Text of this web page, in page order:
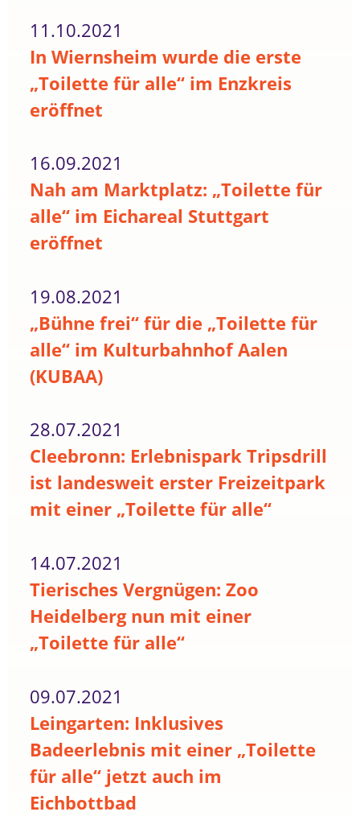
11.10.2021
In Wiernsheim wurde die erste
„Toilette für alle“ im Enzkreis
eröffnet
16.09.2021
Nah am Marktplatz: „Toilette für
alle“ im Eichareal Stuttgart
eröffnet
19.08.2021
„Bühne frei“ für die „Toilette für
alle“ im Kulturbahnhof Aalen
(KUBAA)
28.07.2021
Cleebronn: Erlebnispark Tripsdrill
ist landesweit erster Freizeitpark
mit einer „Toilette für alle“
14.07.2021
Tierisches Vergnügen: Zoo
Heidelberg nun mit einer
„Toilette für alle“
09.07.2021
Leingarten: Inklusives
Badeerlebnis mit einer „Toilette
für alle“ jetzt auch im
Eichbottbad